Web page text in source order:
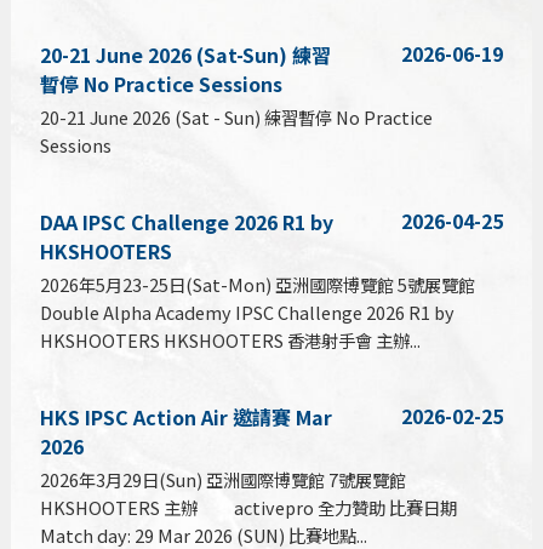
20-21 June 2026 (Sat-Sun) 練習
暫停 No Practice Sessions
2026-06-19
20-21 June 2026 (Sat - Sun) 練習暫停 No Practice
Sessions
DAA IPSC Challenge 2026 R1 by
HKSHOOTERS
2026-04-25
2026年5月23-25日(Sat-Mon) 亞洲國際博覽館 5號展覽館
Double Alpha Academy IPSC Challenge 2026 R1 by
HKSHOOTERS HKSHOOTERS 香港射手會 主辦...
HKS IPSC Action Air 邀請賽 Mar
2026
2026-02-25
2026年3月29日(Sun) 亞洲國際博覽館 7號展覽館
HKSHOOTERS 主辦 activepro 全力贊助 比賽日期
Match day: 29 Mar 2026 (SUN) 比賽地點...